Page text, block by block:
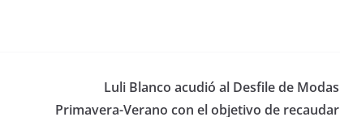
Luli Blanco acudió al Desfile de Modas
Primavera-Verano con el objetivo de recaudar